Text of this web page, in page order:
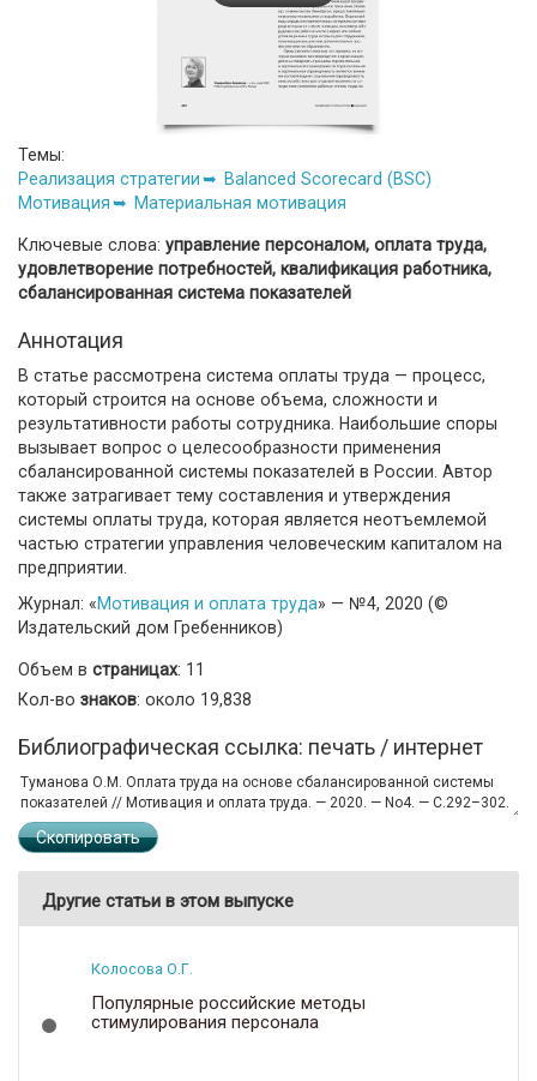
Темы:
Реализация стратегии
Balanced Scorecard (BSC)
Мотивация
Материальная мотивация
Ключевые слова: управление персоналом, оплата труда,
удовлетворение потребностей, квалификация работника,
сбалансированная система показателей
Аннотация
В статье рассмотрена система оплаты труда — процесс,
который строится на основе объема, сложности и
результативности работы сотрудника. Наибольшие споры
вызывает вопрос о целесообразности применения
сбалансированной системы показателей в России. Автор
также затрагивает тему составления и утверждения
системы оплаты труда, которая является неотъемлемой
частью стратегии управления человеческим капиталом на
предприятии.
Журнал: «Мотивация и оплата труда» — №4, 2020 (©
Издательский дом Гребенников)
Объем в страницах: 11
Кол-во знаков: около 19,838
Библиографическая ссылка: печать / интернет
Скопировать
Другие статьи в этом выпуске
Колосова О.Г.
Популярные российские методы
стимулирования персонала